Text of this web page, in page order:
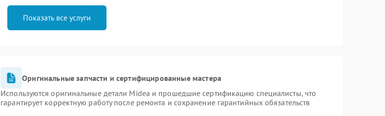
Показать все услуги
Оригинальные запчасти и сертифицированные мастера
Используются оригинальные детали Midea и прошедшие сертификацию специалисты, что
гарантирует корректную работу после ремонта и сохранение гарантийных обязательств